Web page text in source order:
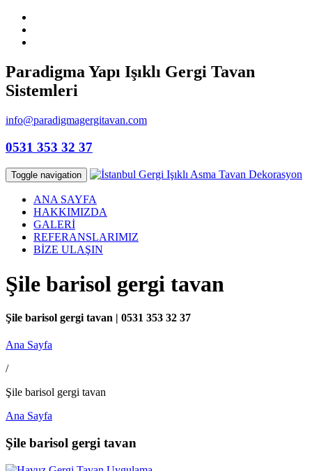
Paradigma Yapı Işıklı Gergi Tavan
Sistemleri
info@paradigmagergitavan.com
0531 353 32 37
Toggle navigation
ANA SAYFA
HAKKIMIZDA
GALERİ
REFERANSLARIMIZ
BİZE ULAŞIN
Şile barisol gergi tavan
Şile barisol gergi tavan | 0531 353 32 37
Ana Sayfa
/
Şile barisol gergi tavan
Ana Sayfa
Şile barisol gergi tavan